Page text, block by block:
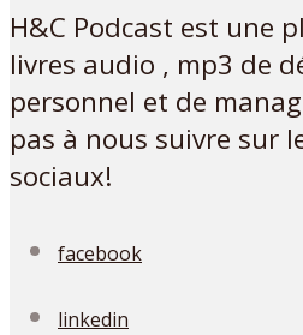
H&C Podcast est une
livres audio , mp3 de
personnel et de
pas à nous suivre sur
sociaux!
facebook
linkedin